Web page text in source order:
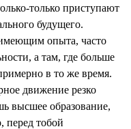
только приступают
будущего.
опыта, часто
а там, где больше
в то же время.
движение резко
высшее образование,
перед тобой